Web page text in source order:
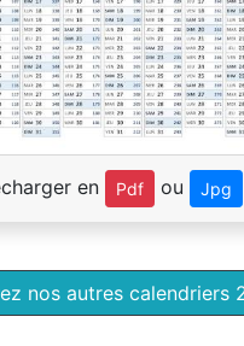
en Pdf ou Jpg
nos autres calendriers